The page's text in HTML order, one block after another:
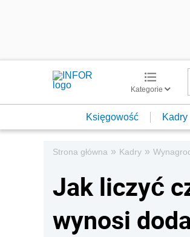
Kategorie
Księgowość Kadry
Strona główna » Kadry »
Jak liczyć
wynosi